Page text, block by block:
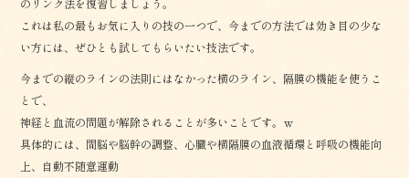
これは私の最もお気に入りの技の一つで、今までの方法では効き目の少な
い方には、ぜひとも試してもらいたい技法です。
今までの縦のラインの法則にはなかった横のライン、隔膜の機能を使うこ
とで、
神経と血流の問題が解除されることが多いことです。ｗ
具体的には、間脳や脳幹の調整、心臓や横隔膜の血液循環と呼吸の機能向
上、自動不随意運動